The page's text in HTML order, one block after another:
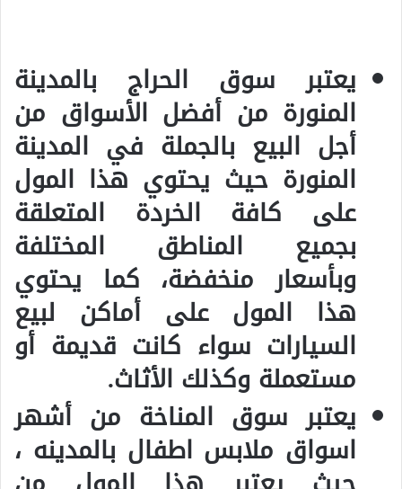
يعتبر سوق الحراج بالمدينة
المنورة من أفضل الأسواق من
أجل البيع بالجملة في المدينة
المنورة حيث يحتوي هذا المول
على كافة الخردة المتعلقة
بجميع المناطق المختلفة
وبأسعار منخفضة، كما يحتوي
هذا المول على أماكن لبيع
السيارات سواء كانت قديمة أو
مستعملة وكذلك الأثاث.
يعتبر سوق المناخة من أشهر
اسواق ملابس اطفال بالمدينه ،